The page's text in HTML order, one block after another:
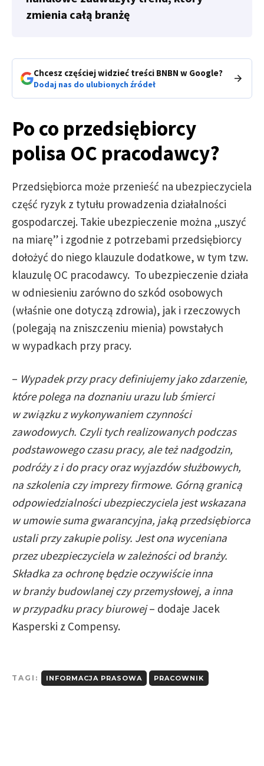
zmienia całą branżę
Chcesz częściej widzieć treści BNBN w Google?
Dodaj nas do ulubionych źródeł
Po co przedsiębiorcy
polisa OC pracodawcy?
Przedsiębiorca może przenieść na ubezpieczyciela
część ryzyk z tytułu prowadzenia działalności
gospodarczej. Takie ubezpieczenie można „uszyć
na miarę” i zgodnie z potrzebami przedsiębiorcy
dołożyć do niego klauzule dodatkowe, w tym tzw.
klauzulę OC pracodawcy. To ubezpieczenie działa
w odniesieniu zarówno do szkód osobowych
(właśnie one dotyczą zdrowia), jak i rzeczowych
(polegają na zniszczeniu mienia) powstałych
w wypadkach przy pracy.
– Wypadek przy pracy definiujemy jako zdarzenie,
które polega na doznaniu urazu lub śmierci
w związku z wykonywaniem czynności
zawodowych. Czyli tych realizowanych podczas
podstawowego czasu pracy, ale też nadgodzin,
podróży z i do pracy oraz wyjazdów służbowych,
na szkolenia czy imprezy firmowe. Górną granicą
odpowiedzialności ubezpieczyciela jest wskazana
w umowie suma gwarancyjna, jaką przedsiębiorca
ustali przy zakupie polisy. Jest ona wyceniana
przez ubezpieczyciela w zależności od branży.
Składka za ochronę będzie oczywiście inna
w branży budowlanej czy przemysłowej, a inna
w przypadku pracy biurowej– dodaje Jacek
Kasperski z Compensy.
TAGI: INFORMACJA PRASOWA PRACOWNIK